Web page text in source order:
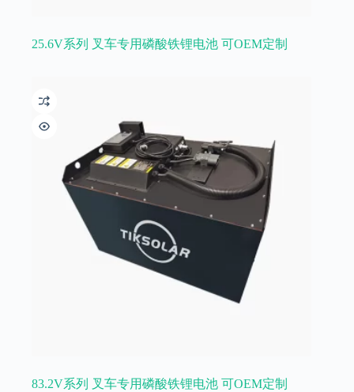
25.6V系列 叉车专用磷酸铁锂电池 可OEM定制
83.2V系列 叉车专用磷酸铁锂电池 可OEM定制